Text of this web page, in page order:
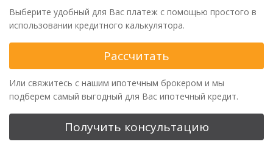
Выберите удобный для Вас платеж с помощью простого в
использовании кредитного калькулятора.
Рассчитать
Или свяжитесь с нашим ипотечным брокером и мы
подберем самый выгодный для Вас ипотечный кредит.
Получить консультацию